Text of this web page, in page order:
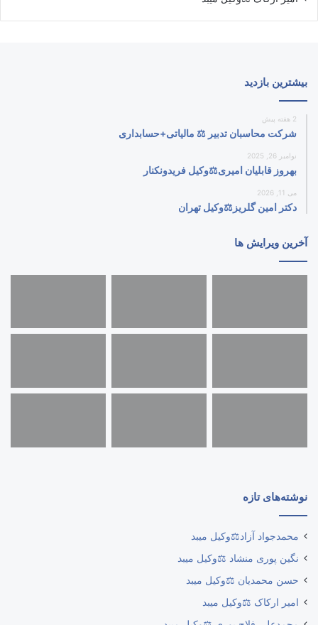
بیشترین بازدید
2 هفته پیش
شرکت محاسبان تدبیر ⚖️ مالیاتی+حسابداری
نوامبر 26, 2025
بهروز قابلیان امیری⚖️وکیل فریدونکنار
می 11, 2026
دکتر امین گلریز⚖️وکیل تهران
آخرین ویرایش ها
نوشته‌های تازه
محمدجواد آزاد⚖️وکیل میبد
نگین پوری منشاد ⚖️وکیل میبد
حسن محمدیان ⚖️وکیل میبد
امیر ارکاک ⚖️وکیل میبد